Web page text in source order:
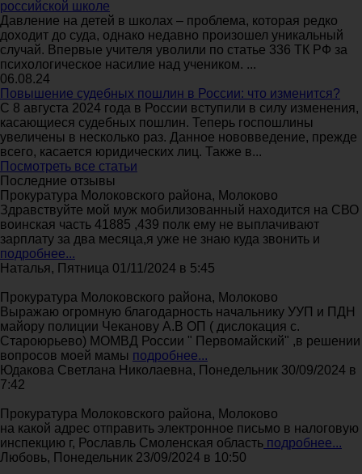
российской школе
Давление на детей в школах – проблема, которая редко
доходит до суда, однако недавно произошел уникальный
случай. Впервые учителя уволили по статье 336 ТК РФ за
психологическое насилие над учеником. ...
06.08.24
Повышение судебных пошлин в России: что изменится?
С 8 августа 2024 года в России вступили в силу изменения,
касающиеся судебных пошлин. Теперь госпошлины
увеличены в несколько раз. Данное нововведение, прежде
всего, касается юридических лиц. Также в...
Посмотреть все статьи
Последние отзывы
Прокуратура Молоковского района, Молоково
Здравствуйте мой муж мобилизованный находится на СВО
воинская часть 41885 ,439 полк ему не выплачивают
зарплату за два месяца,я уже не знаю куда звонить и
подробнее...
Наталья, Пятница 01/11/2024 в 5:45
Прокуратура Молоковского района, Молоково
Выражаю огромную благодарность начальнику УУП и ПДН
майору полиции Чеканову А.В ОП ( дислокация с.
Староюрьево) МОМВД России " Первомайский" ,в решении
вопросов моей мамы подробнее...
Юдакова Светлана Николаевна, Понедельник 30/09/2024 в
7:42
Прокуратура Молоковского района, Молоково
на какой адрес отправить электронное письмо в налоговую
инспекцию г, Рославль Смоленская область подробнее...
Любовь, Понедельник 23/09/2024 в 10:50